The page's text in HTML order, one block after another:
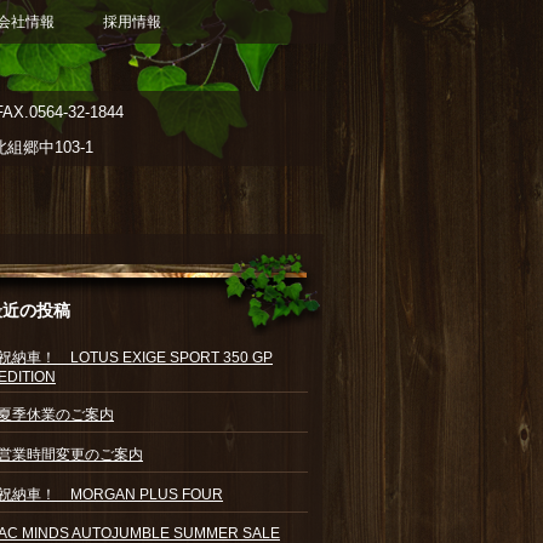
32-1844
組郷中103-1
社情報 採用情報
の投稿
納車！ LOTUS EXIGE SPORT 350 GP
季休業のご案内
業時間変更のご案内
納車！ MORGAN PLUS FOUR
MINDS AUTOJUMBLE SUMMER SALE